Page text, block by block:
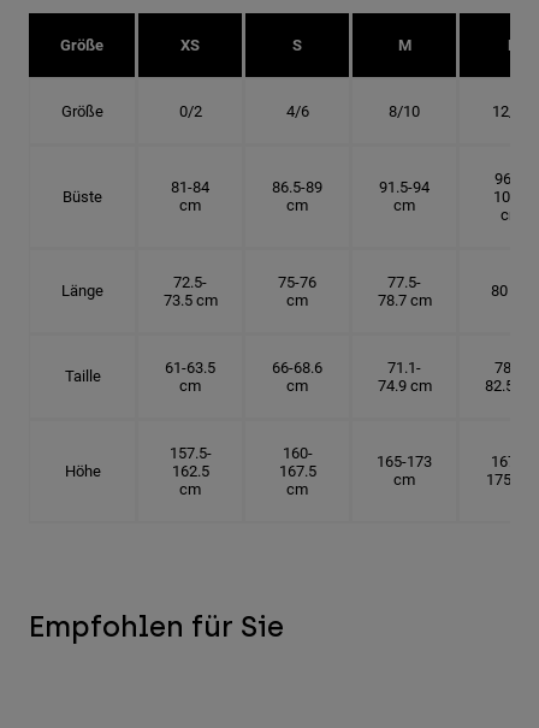
Größe XS S M L
Größe 0/2 4/6 8/10 12/14
Büste
81-84
cm
86.5-89
cm
91.5-94
cm
96.5-
101.5
cm
Länge
72.5-
73.5 cm
75-76
cm
77.5-
78.7 cm
80 cm
Taille
61-63.5
cm
66-68.6
cm
71.1-
74.9 cm
78.7-
82.5 cm
Höhe
157.5-
162.5
cm
160-
167.5
cm
165-173
cm
167.5-
175 cm
Empfohlen für Sie